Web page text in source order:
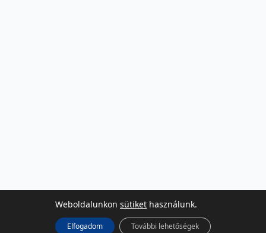
Weboldalunkon sütiket használunk.
Elfogadom További lehetőségek